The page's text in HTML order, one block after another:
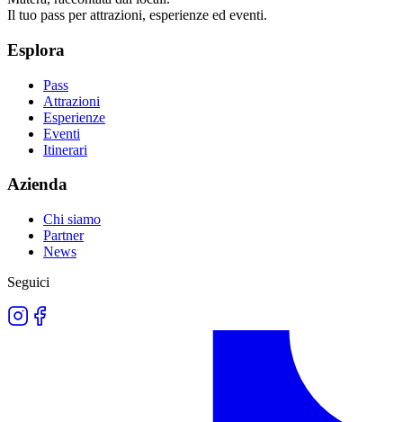
Il tuo pass per attrazioni, esperienze ed eventi.
Esplora
Pass
Attrazioni
Esperienze
Eventi
Itinerari
Azienda
Chi siamo
Partner
News
Seguici